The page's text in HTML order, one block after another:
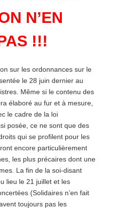
N’EN
!!!
sur les ordonnances sur le
le 28 juin dernier au
Même si le contenu des
élaboré au fur et à mesure,
le cadre de la loi
posée, ce ne sont que des
qui se profilent pour les
encore particulièrement
les plus précaires dont une
La fin de la soi-disant
lieu le 21 juillet et les
(Solidaires n’en fait
toujours pas les